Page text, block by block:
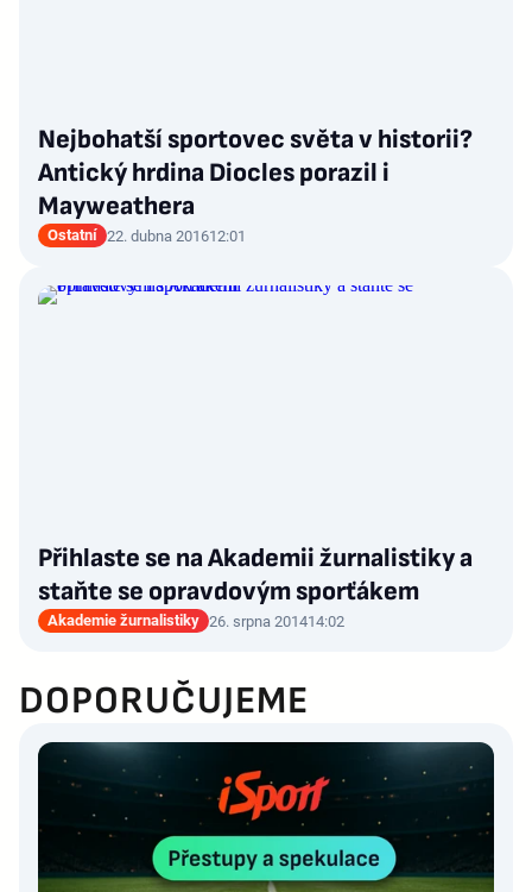
Nejbohatší sportovec světa v historii?
Antický hrdina Diocles porazil i
Mayweathera
Ostatní 22. dubna 201612:01
Přihlaste se na Akademii žurnalistiky a
staňte se opravdovým sporťákem
Akademie žurnalistiky 26. srpna 201414:02
DOPORUČUJEME